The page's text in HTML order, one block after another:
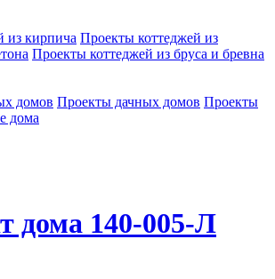
из кирпича Проекты коттеджей из
Проекты коттеджей из бруса и бревна
домов Проекты дачных домов Проекты
дома
дома 140-005-Л